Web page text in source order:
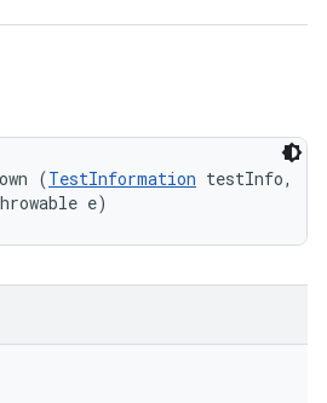
(TestInformation testInfo,
e)